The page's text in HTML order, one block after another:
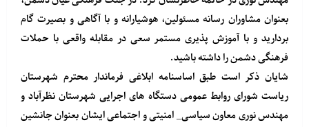
بعنوان مشاوران رسانه مسئولین، هوشیارانه و با آگاهی و بصیرت گام
بردارید و با آموزش پذیری مستمر سعی در مقابله واقعی با حملات
فرهنگی دشمن را داشته باشید.
شایان ذکر است طبق اساسنامه ابلاغی فرماندار محترم شهرستان
ریاست شورای روابط عمومی دستگاه های اجرایی شهرستان نظرآباد و
مهندس نوری معاون سیاسی_ امنیتی و اجتماعی ایشان بعنوان جانشین